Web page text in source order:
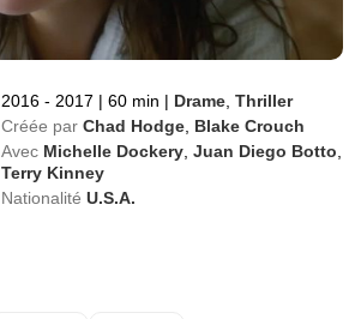
2016 - 2017 | 60 min | Drame ,Thriller
Créée par Chad Hodge Blake Crouch
Avec Michelle Dockery ,Juan Diego Botto
Terry Kinney
Nationalité U.S.A.